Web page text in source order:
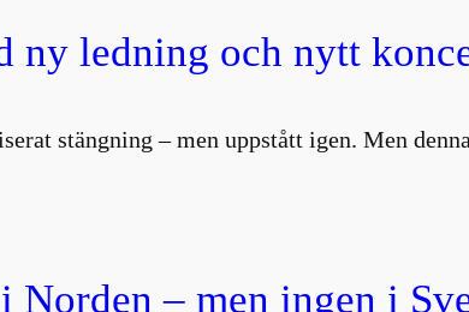
ny ledning och nytt
stängning – men uppstått igen. Men
Norden – men ingen i